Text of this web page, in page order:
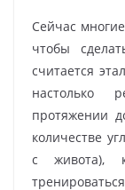
Сейчас
чтобы
считается
настолько
протяжении
количестве
с живота),